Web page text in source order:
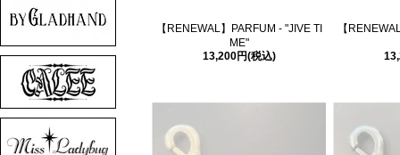
【RENEWAL】PARFUM - "JIVE TI
ME"
13,200円(税込)
【